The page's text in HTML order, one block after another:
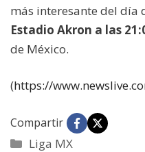
más interesante del día
Estadio Akron a las
de México.
(https://
Compartir
Categorías
Liga MX